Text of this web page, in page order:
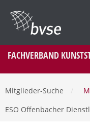
FACHVERBAND
Mitglieder-Suche
ESO Offenbacher